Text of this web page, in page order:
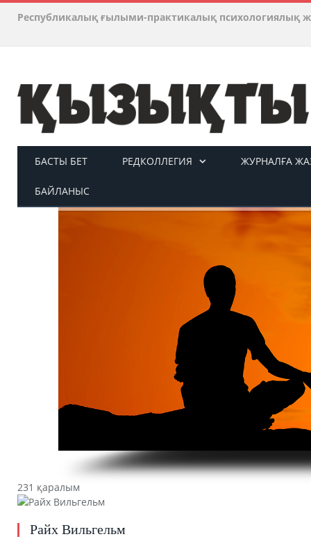
Республикалық ғылыми-практикалық психологиялық
БАСТЫ БЕТ РЕДКОЛЛЕГИЯ ЖУРНАЛҒА
БАЙЛАНЫС
231 қаралым
Райх Вильгельм